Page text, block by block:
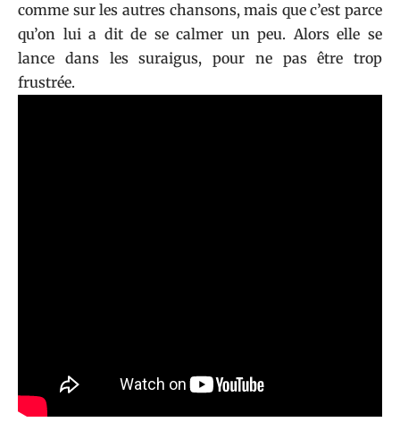
comme sur les autres chansons, mais que c’est parce
qu’on lui a dit de se calmer un peu. Alors elle se
lance dans les suraigus, pour ne pas être trop
frustrée.